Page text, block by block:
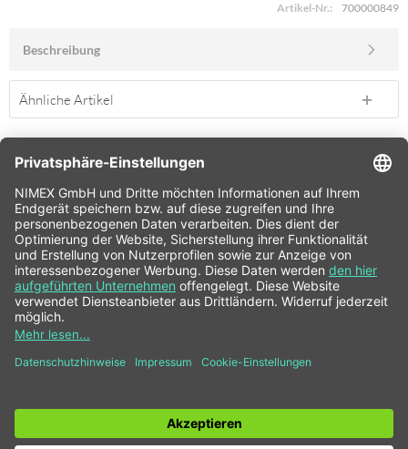
Artikel-Nr.: 700000849
Beschreibung
Ähnliche Artikel
SERVICE HOTLINE
SHOP SERVICE
INFORMATIONEN
NEWSLETTER
* Alle Preise inkl. gesetzl. Mehrwertsteuer zzgl.Versandkosten
Nachnahmegebühren, wenn nicht anders beschrieben